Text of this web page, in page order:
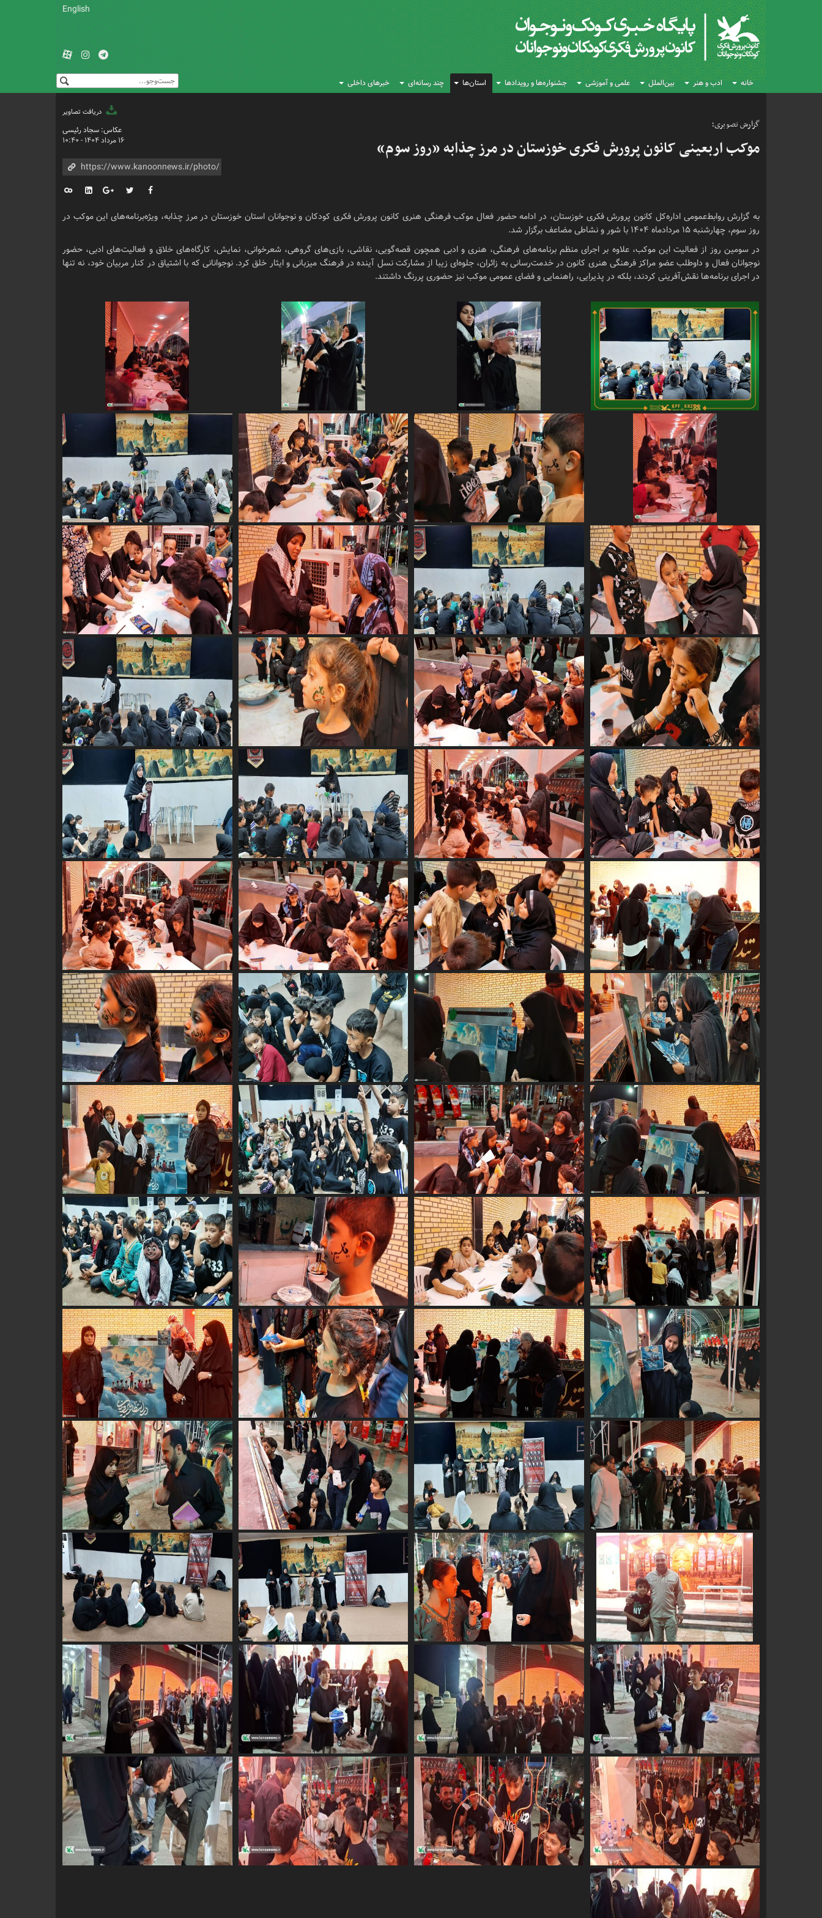
English
خانه ادب و هنر بین‌الملل علمی و آموزشی جشنواره‌ها و رویدادها استان‌ها چند رسانه‌ای خبرهای داخلی
دریافت تصاویر
گزارش تصویری؛
موکب اربعینی کانون پرورش فکری خوزستان در مرز چذابه «روز سوم»
عکاس: سجاد رئیسی
۱۶ مرداد ۱۴۰۴ - ۱۰:۴۰
به گزارش روابط‌عمومی اداره‌کل کانون پرورش فکری خوزستان، در ادامه حضور فعال موکب فرهنگی هنری کانون پرورش فکری کودکان و نوجوانان استان خوزستان در مرز چذابه، ویژه‌برنامه‌های این موکب در
روز سوم، چهارشنبه ۱۵ مردادماه ۱۴۰۴ با شور و نشاطی مضاعف برگزار شد.
در سومین روز از فعالیت این موکب، علاوه بر اجرای منظم برنامه‌های فرهنگی، هنری و ادبی همچون قصه‌گویی، نقاشی، بازی‌های گروهی، شعرخوانی، نمایش، کارگاه‌های خلاق و فعالیت‌های ادبی، حضور
نوجوانان فعال و داوطلب عضو مراکز فرهنگی هنری کانون در خدمت‌رسانی به زائران، جلوه‌ای زیبا از مشارکت نسل آینده در فرهنگ میزبانی و ایثار خلق کرد. نوجوانانی که با اشتیاق در کنار مربیان خود، نه تنها
در اجرای برنامه‌ها نقش‌آفرینی کردند، بلکه در پذیرایی، راهنمایی و فضای عمومی موکب نیز حضوری پررنگ داشتند.